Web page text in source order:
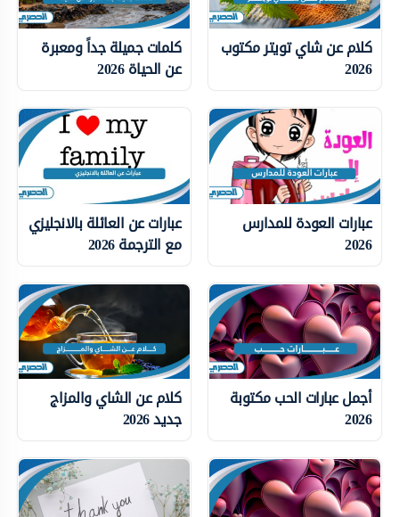
كلام عن شاي تويتر مكتوب
2026
كلمات جميلة جداً ومعبرة
عن الحياة 2026
عبارات العودة للمدارس
2026
عبارات عن العائلة بالانجليزي
مع الترجمة 2026
أجمل عبارات الحب مكتوبة
2026
كلام عن الشاي والمزاج
جديد 2026